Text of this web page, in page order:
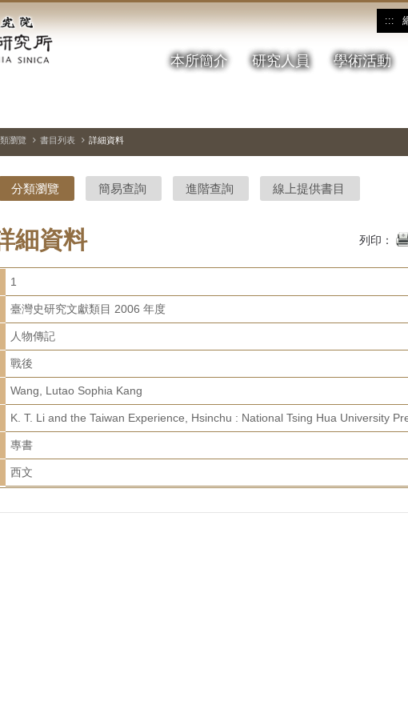
:::
本所簡介 研究人員 學術活動
瀏覽 書目列表 詳細資料
分類瀏覽 簡易查詢 進階查詢 線上提供書目
細資料 列印：
1
臺灣史研究文獻類目 2006 年度
人物傳記
戰後
Wang, Lutao Sophia Kang
K. T. Li and the Taiwan Experience, Hsinchu : National Tsing Hua University
專書
西文